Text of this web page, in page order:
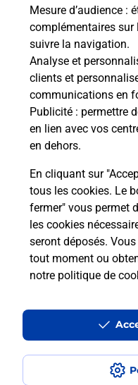
Mesure d’audience :
complémentaires sur
suivre la navigation.
Analyse et
clients et
communications en
Publicité : permettre
en lien avec vos
en dehors.
En cliquant sur
tous les cookies. Le
fermer" vous permet
les cookies
seront déposés.
tout moment ou
notre politique de
Comment
téléassistance
Comment est
téléassistance
Localiser Liste
Liste -
Loir-et-Cher - téléassistance
Beauce La Romaine -
Accessibilité :
Conditions contractuelles